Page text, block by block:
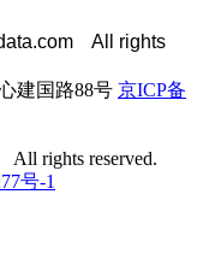
All rights
建国路88号 京ICP备
rights reserved.
号-1